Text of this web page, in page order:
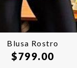
Blusa Rostro
$799.00